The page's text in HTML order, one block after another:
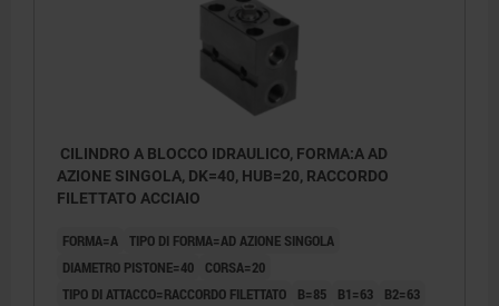
CILINDRO A BLOCCO IDRAULICO, FORMA:A AD
AZIONE SINGOLA, DK=40, HUB=20, RACCORDO
FILETTATO ACCIAIO
FORMA=A TIPO DI FORMA=AD AZIONE SINGOLA
DIAMETRO PISTONE=40
CORSA=20
TIPO DI ATTACCO=RACCORDO FILETTATO
B=85 B1=63
B2=63